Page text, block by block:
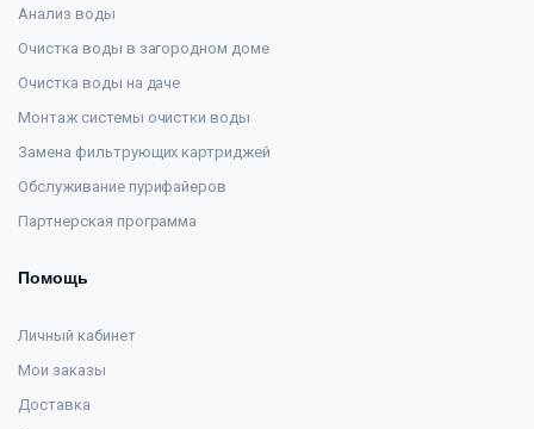
Анализ воды
Очистка воды в загородном доме
Очистка воды на даче
Монтаж системы очистки воды
Замена фильтрующих картриджей
Обслуживание пурифайеров
Партнерская программа
Помощь
Личный кабинет
Мои заказы
Доставка